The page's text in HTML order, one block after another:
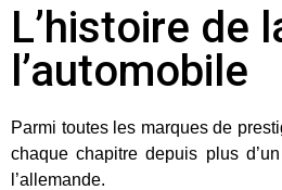
L’histoire de
l’automobile
Parmi toutes les marques de
chaque chapitre depuis plus
l’allemande.